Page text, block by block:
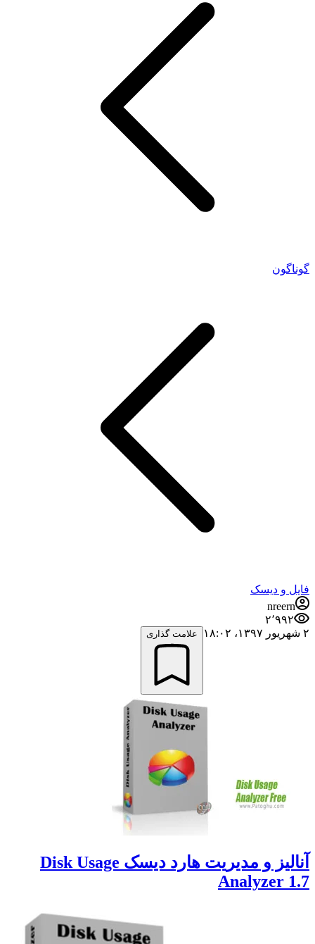
گوناگون
فایل و دیسک
nreern
۲٬۹۹۲
۲ شهریور ۱۳۹۷،‏ ۱۸:۰۲
علامت گذاری
آنالیز و مدیریت هارد دیسک Disk Usage
Analyzer 1.7